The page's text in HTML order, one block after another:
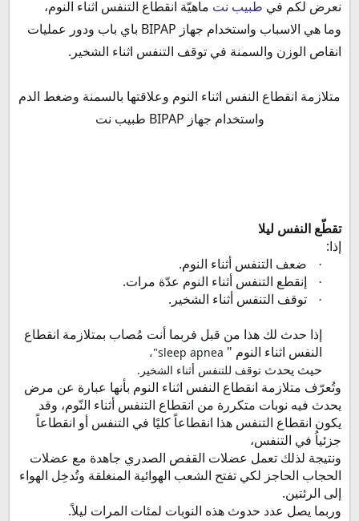
نعرض لكم في طبيب نت ماهيّة انقطاع التنفس اثناء النوم،
وما هي الاسباب واستخدام جهاز
BIPAP باي باب ودور عمليات
انقاص الوزن والسمنة في توقف التنفس اثناء الشخير.
متلازمة انقطاع النفس اثناء النوم وعلاقتها بالسمنة وضغط الدم
واستخدام جهاز BIPAP طبيب نت
تقطّع النفس ليلا
إذا:
· ضعف التنفس أثناء النوم.
· إنقطع التنفس أثناء النوم عدّة مرات.
·
توقف التنفس أثناء الشخير.
إذا حدث لك هذا من قبل فربما أنت مُصاب بمتلازمة انقطاع
النفس اثناء النوم " sleep apnea"،
حيث يحدث توقف للتنفس أثناء الشخير.
وتُعرّف متلازمة انقطاع النفس اثناء النوم بأنها عبارة عن مرض
يحدث فيه نوبات متكررة من انقطاع التنفس أثناء النّوم، وقد
يكون انقطاع التنفس هذا انقطاعاً كليًا في التنفس أو انقطاعاً
جزئياُ في التنفس،
ونتيجة لذلك تعمل عضلات القفص الصدري جاهدة مع عضلات
الحجاب الحاجز لكي تفتح الشعب الهوائية المنغلقة وتُدخِل الهواء
إلى الرئتين.
وربما يصل عدد حدوث هذه النوبات لمئات المرات ليلاً.